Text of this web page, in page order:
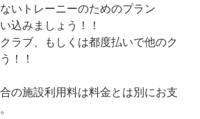
いトレーニーのためのプラン
込みましょう！！
ラブ、もしくは都度払いで他のク
！！
の施設利用料は料金とは別にお支
。